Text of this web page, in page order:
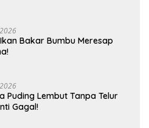
Bakar Bumbu Meresap
Puding Lembut Tanpa Telur
Gagal!